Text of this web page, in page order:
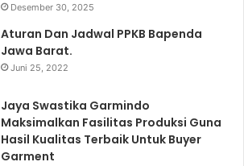
Desember 30, 2025
Aturan Dan Jadwal PPKB Bapenda
Jawa Barat.
Juni 25, 2022
Jaya Swastika Garmindo
Maksimalkan Fasilitas Produksi Guna
Hasil Kualitas Terbaik Untuk Buyer
Garment